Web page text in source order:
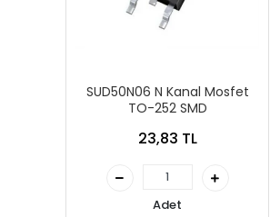
SUD50N06 N Kanal Mosfet
TO-252 SMD
23,83 TL
Adet